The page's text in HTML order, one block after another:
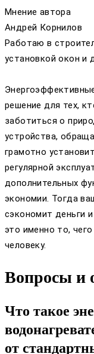
Мнение автора
Андрей Корнилов
Работаю в
установкой окон и
решение для тех,
заботиться о
устройства,
грамотно
регулярной
дополнительных
экономии. Тогда
сэкономит деньги
это именно то,
человеку.
Вопросы и
Что такое
от